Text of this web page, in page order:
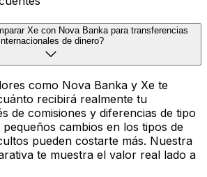
Xe con Nova Banka para transferencias
de dinero?
como Nova Banka y Xe te
recibirá realmente tu
de comisiones y diferencias de tipo
cambios en los tipos de
pueden costarte más. Nuestra
te muestra el valor real lado a